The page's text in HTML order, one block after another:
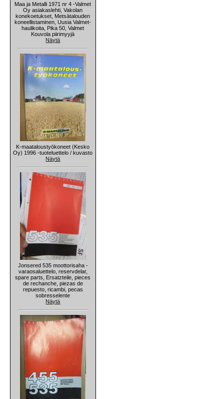
Maa ja Metalli 1971 nr 4 -Valmet
Oy asiakaslehti, Vakolan
konekoetukset, Metsätalouden
koneellistaminen, Uusia Valmet-
haulikoita, Pika 50, Valmet
Kouvola piirimyyjä
Näytä
K-maataloustyökoneet (Kesko
Oy) 1996 -tuoteluettelo / kuvasto
Näytä
Jonsered 535 moottorisaha -
varaosaluettelo, reservdelar,
spare parts, Ersatzteile, pieces
de rechanche, piezas de
repuesto, ricambi, pecas
sobresselente
Näytä